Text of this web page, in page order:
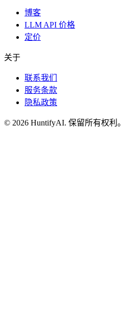
博客
LLM API 价格
定价
关于
联系我们
服务条款
隐私政策
© 2026 HuntifyAI. 保留所有权利。